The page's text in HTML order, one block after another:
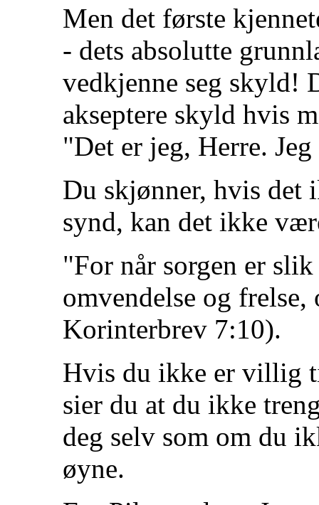
Men det første
- dets absolutte
vedkjenne seg skyld!
akseptere skyld hvis
"Det er jeg, Herre.
Du skjønner, hvis det
synd, kan det ikke
"For når sorgen er
omvendelse og
Korinterbrev 7:10).
Hvis du ikke er villig
sier du at du ikke
deg selv som om du
øyne.